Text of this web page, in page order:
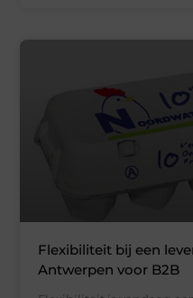
Flexibiliteit bij een
Antwerpen voor B2B